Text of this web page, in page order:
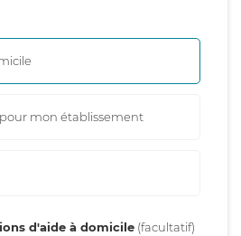
mon établissement
d'aide à domicile